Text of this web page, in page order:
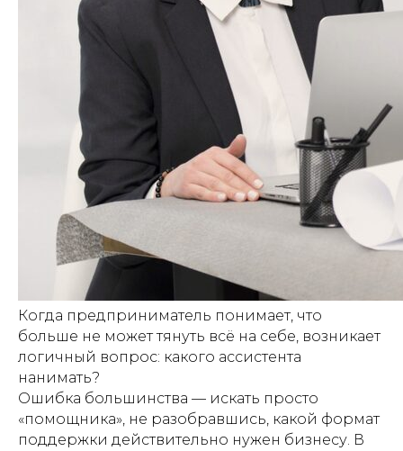
Когда предприниматель понимает, что
больше не может тянуть всё на себе, возникает
логичный вопрос: какого ассистента
нанимать?
Ошибка большинства — искать просто
«помощника», не разобравшись, какой формат
поддержки действительно нужен бизнесу. В